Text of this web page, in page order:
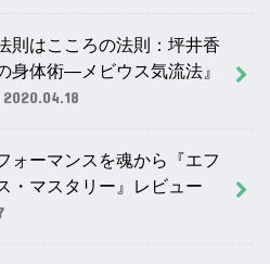
則はこころの法則：坪井香
身体術―メビウス気流法』
2020.04.18
ォーマンスを魂から『エフ
・マスタリー』レビュー